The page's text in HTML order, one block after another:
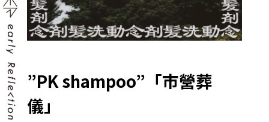
”PK shampoo”「市營葬
儀」